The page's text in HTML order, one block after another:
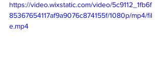
https://video.wixstatic.com/video/5c9112_1fb6f
85367654117af9a9076c874155f/1080p/mp4/fil
e.mp4